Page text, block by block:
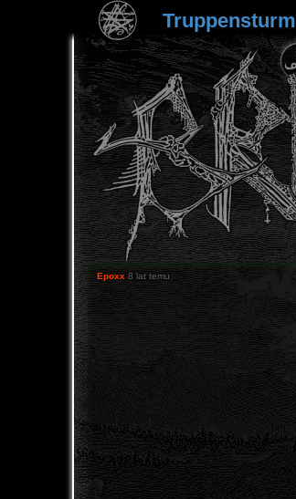
Truppensturm
Epoxx 8 lat temu